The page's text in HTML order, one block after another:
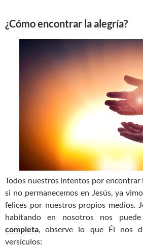
¿Cómo encontrar la alegría?
Todos nuestros intentos por encontrar
si no permanecemos en Jesús, ya
felices por nuestros propios medios.
habitando en nosotros nos
completa, observe lo que Él nos
versículos: